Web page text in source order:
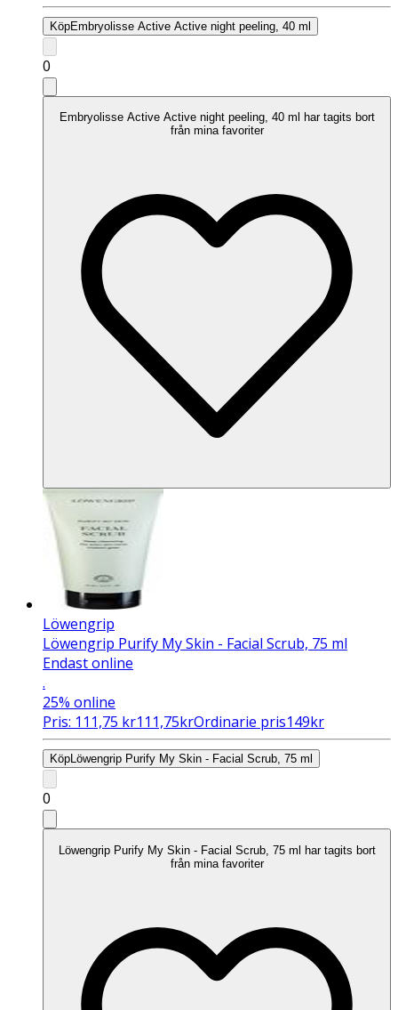
KöpEmbryolisse Active Active night peeling, 40 ml
0
Embryolisse Active Active night peeling, 40 ml har tagits bort
från mina favoriter
Löwengrip
Löwengrip Purify My Skin - Facial Scrub, 75 ml
Endast online
.
25% online
Pris: 111,75 kr111,75krOrdinarie pris149kr
KöpLöwengrip Purify My Skin - Facial Scrub, 75 ml
0
Löwengrip Purify My Skin - Facial Scrub, 75 ml har tagits bort
från mina favoriter